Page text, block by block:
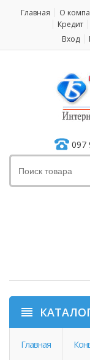
Главная О
Кредит
Вход
097
Главная